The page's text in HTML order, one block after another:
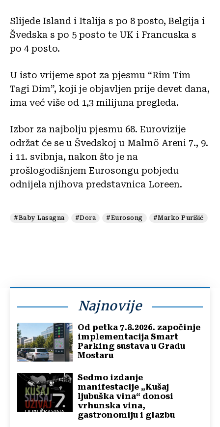
Slijede Island i Italija s po 8 posto, Belgija i
Švedska s po 5 posto te UK i Francuska s
po 4 posto.
U isto vrijeme spot za pjesmu “Rim Tim
Tagi Dim”, koji je objavljen prije devet dana,
ima već više od 1,3 milijuna pregleda.
Izbor za najbolju pjesmu 68. Eurovizije
održat će se u Švedskoj u Malmö Areni 7., 9.
i 11. svibnja, nakon što je na
prošlogodišnjem Eurosongu pobjedu
odnijela njihova predstavnica Loreen.
#Baby Lasagna #Dora #Eurosong #Marko Purišić
Najnovije
Od petka 7.8.2026. započinje
implementacija Smart
Parking sustava u Gradu
Mostaru
Sedmo izdanje
manifestacije „Kušaj
ljubuška vina“ donosi
vrhunska vina,
gastronomiju i glazbu